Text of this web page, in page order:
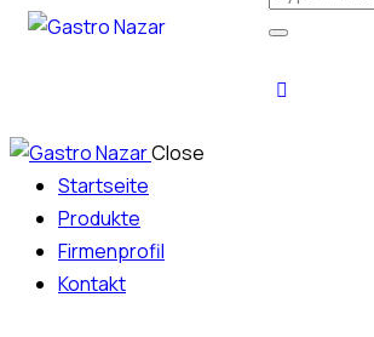
Close
Startseite
Produkte
Firmenprofil
Kontakt